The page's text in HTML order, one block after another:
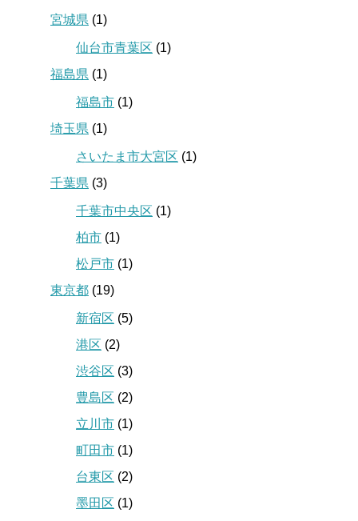
宮城県 (1)
仙台市青葉区 (1)
福島県 (1)
福島市 (1)
埼玉県 (1)
さいたま市大宮区 (1)
千葉県 (3)
千葉市中央区 (1)
柏市 (1)
松戸市 (1)
東京都 (19)
新宿区 (5)
港区 (2)
渋谷区 (3)
豊島区 (2)
立川市 (1)
町田市 (1)
台東区 (2)
墨田区 (1)